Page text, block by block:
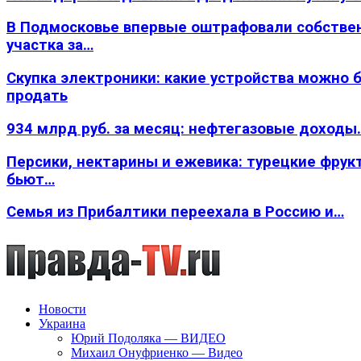
В Подмосковье впервые оштрафовали
участка за…
Скупка электроники: какие устройства можно
продать
934 млрд руб. за месяц: нефтегазовые
Персики, нектарины и ежевика: турецкие
бьют…
Семья из Прибалтики переехала в Россию и…
Новости
Украина
Юрий Подоляка — ВИДЕО
Михаил Онуфриенко — Видео